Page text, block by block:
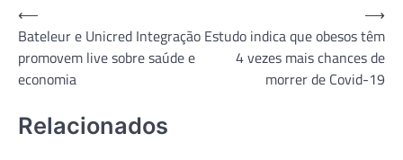
Navegação
de
Post
⟵
Bateleur e Unicred Integração
promovem live sobre saúde e
economia
Estudo indica que obesos têm
4 vezes mais chances de
morrer de Covid-19
⟶
Relacionados